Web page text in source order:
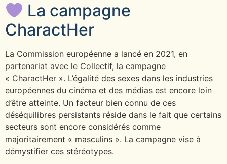
La campagne
CharactHer
La Commission européenne a lancé en 2021, en
partenariat avec le Collectif, la campagne
« CharactHer ». L’égalité des sexes dans les industries
européennes du cinéma et des médias est encore loin
d’être atteinte. Un facteur bien connu de ces
déséquilibres persistants réside dans le fait que certains
secteurs sont encore considérés comme
majoritairement « masculins ». La campagne vise à
démystifier ces stéréotypes.